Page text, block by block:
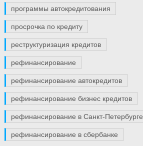
программы автокредитования
просрочка по кредиту
реструктуризация кредитов
рефинансирование
рефинансирование автокредитов
рефинансирование бизнес кредитов
рефинансирование в Санкт-Петербурге
рефинансирование в сбербанке